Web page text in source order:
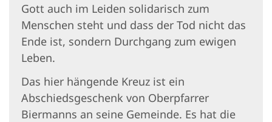
Gott auch im Leiden solidarisch zum
Menschen steht und dass der Tod nicht das
Ende ist, sondern Durchgang zum ewigen
Leben.
Das hier hängende Kreuz ist ein
Abschiedsgeschenk von Oberpfarrer
Biermanns an seine Gemeinde. Es hat die